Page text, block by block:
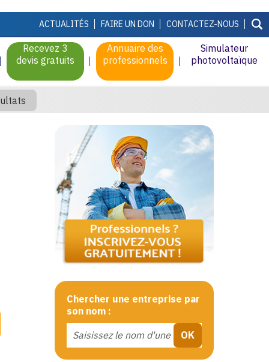
ACTUALITÉS FAIRE UN DON CONTACTEZ-NOUS
Recevez 3
devis gratuits
Annuaire des
professionnels
Simulateur
photovoltaïque
Chercher une entreprise par
son nom :